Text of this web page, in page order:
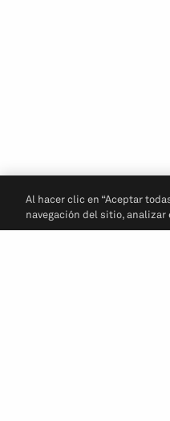
Al hacer clic en “Aceptar
navegación del sitio,